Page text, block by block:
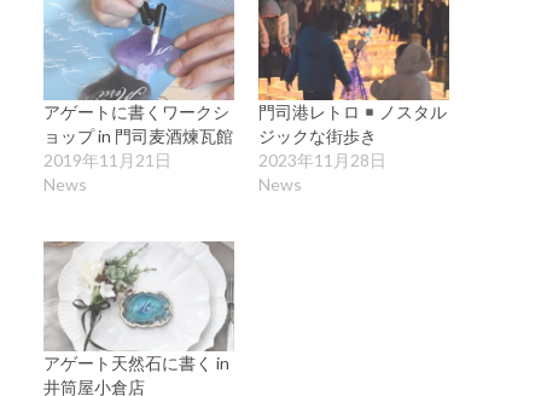
アゲートに書くワークシ
ョップ in 門司麦酒煉瓦館
2019年11月21日
News
門司港レトロ
ノスタル
ジックな街歩き
2023年11月28日
News
アゲート天然石に書く in
井筒屋小倉店